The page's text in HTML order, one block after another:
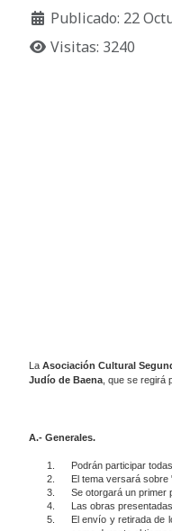
Publicado: 22
Visitas: 3240
La Asociación Cultural
Judío de Baena , que se regirá
A.- Generales.
Podrán participar
El tema versará sobre
Se otorgará un primer
Las obras
El envío y retirada de